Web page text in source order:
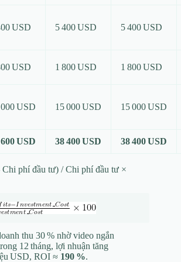
USD 5 400 USD 5 400 USD
USD 1 800 USD 1 800 USD
USD 15 000 USD 15 000 USD
USD 38 400 USD
38 400 USD
phí đầu tư) / Chi phí đầu tư ×
thu 30 % nhờ video ngắn
12 tháng, lợi nhuận tăng
USD, ROI ≈ 190 %.